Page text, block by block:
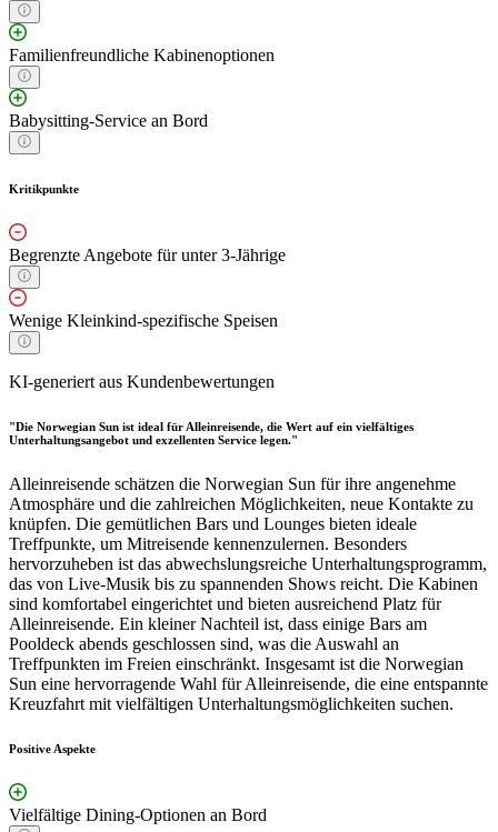
Familienfreundliche Kabinenoptionen
Babysitting-Service an Bord
Kritikpunkte
Begrenzte Angebote für unter 3-Jährige
Wenige Kleinkind-spezifische Speisen
KI-generiert aus Kundenbewertungen
"Die Norwegian Sun ist ideal für Alleinreisende, die Wert auf ein vielfältiges
Unterhaltungsangebot und exzellenten Service legen."
Alleinreisende schätzen die Norwegian Sun für ihre angenehme
Atmosphäre und die zahlreichen Möglichkeiten, neue Kontakte zu
knüpfen. Die gemütlichen Bars und Lounges bieten ideale
Treffpunkte, um Mitreisende kennenzulernen. Besonders
hervorzuheben ist das abwechslungsreiche Unterhaltungsprogramm,
das von Live-Musik bis zu spannenden Shows reicht. Die Kabinen
sind komfortabel eingerichtet und bieten ausreichend Platz für
Alleinreisende. Ein kleiner Nachteil ist, dass einige Bars am
Pooldeck abends geschlossen sind, was die Auswahl an
Treffpunkten im Freien einschränkt. Insgesamt ist die Norwegian
Sun eine hervorragende Wahl für Alleinreisende, die eine entspannte
Kreuzfahrt mit vielfältigen Unterhaltungsmöglichkeiten suchen.
Positive Aspekte
Vielfältige Dining-Optionen an Bord